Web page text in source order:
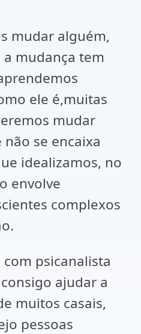
mudar alguém,
mudança tem
ele é,muitas
mudar
se encaixa
idealizamos, no
envolve
complexos
psicanalista
ajudar a
muitos casais,
pessoas